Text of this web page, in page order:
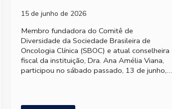
15 de junho de 2026
Membro fundadora do Comitê de
Diversidade da Sociedade Brasileira de
Oncologia Clínica (SBOC) e atual conselheira
fiscal da instituição, Dra. Ana Amélia Viana,
participou no sábado passado, 13 de junho,…